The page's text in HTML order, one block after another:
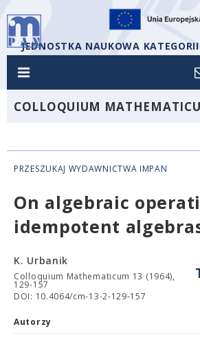
JEDNOSTKA NAUKOWA
COLLOQUIUM
PRZESZUKAJ WYDAWNICTWA IMPAN
On algebraic
idempotent
K. Urbanik
Colloquium Mathematicum 13 (1964),
129-157
DOI: 10.4064/cm-13-2-129-157
Autorzy